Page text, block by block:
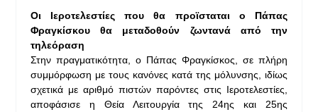
Οι Ιεροτελεστίες που θα προϊσταται ο Πάπας
Φραγκίσκου θα μεταδοθούν ζωντανά από την
τηλεόραση
Στην πραγματικότητα, ο Πάπας Φραγκίσκος, σε πλήρη
συμμόρφωση με τους κανόνες κατά της μόλυνσης, ιδίως
σχετικά με αριθμό πιστών παρόντες στις Ιεροτελεστίες,
αποφάσισε η Θεία Λειτουργία της 24ης και 25ης